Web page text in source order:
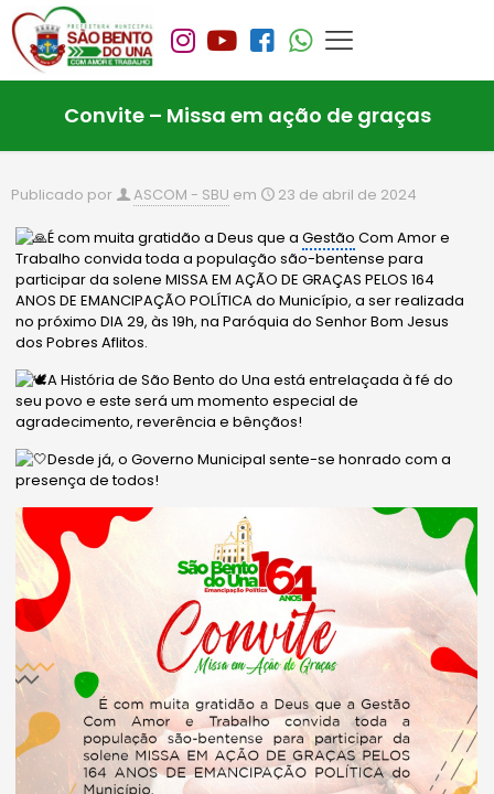
Convite – Missa em ação de graças
Publicado por ASCOM - SBU em 23 de abril de 2024
É com muita gratidão a Deus que aGestão Com Amor e
Trabalho convida toda a população são-bentense para
participar da solene MISSA EM AÇÃO DE GRAÇAS PELOS 164
ANOS DE EMANCIPAÇÃO POLÍTICA do Município, a ser realizada
no próximo DIA 29, às 19h, na Paróquia do Senhor Bom Jesus
dos Pobres Aflitos.
A História de São Bento do Una está entrelaçada à fé do
seu povo e este será um momento especial de
agradecimento, reverência e bênçãos!
Desde já, o Governo Municipal sente-se honrado com a
presença de todos!